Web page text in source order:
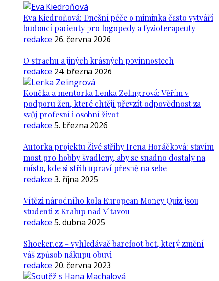
Eva Kiedroňová: Dnešní péče o miminka často vytváří
budoucí pacienty pro logopedy a fyzioterapeuty
redakce 26. června 2026
O strachu a jiných krásných povinnostech
redakce 24. března 2026
Koučka a mentorka Lenka Zelingrová: Věřím v
podporu žen, které chtějí převzít odpovědnost za
svůj profesní i osobní život
redakce 5. března 2026
Autorka projektu Živé střihy Irena Horáčková: stavím
most pro hobby švadleny, aby se snadno dostaly na
místo, kde si střih upraví přesně na sebe
redakce 3. října 2025
Vítězi národního kola European Money Quiz jsou
studenti z Kralup nad Vltavou
redakce 5. dubna 2025
Shoeker.cz – vyhledávač barefoot bot, který změní
váš způsob nákupu obuvi
redakce 20. června 2023